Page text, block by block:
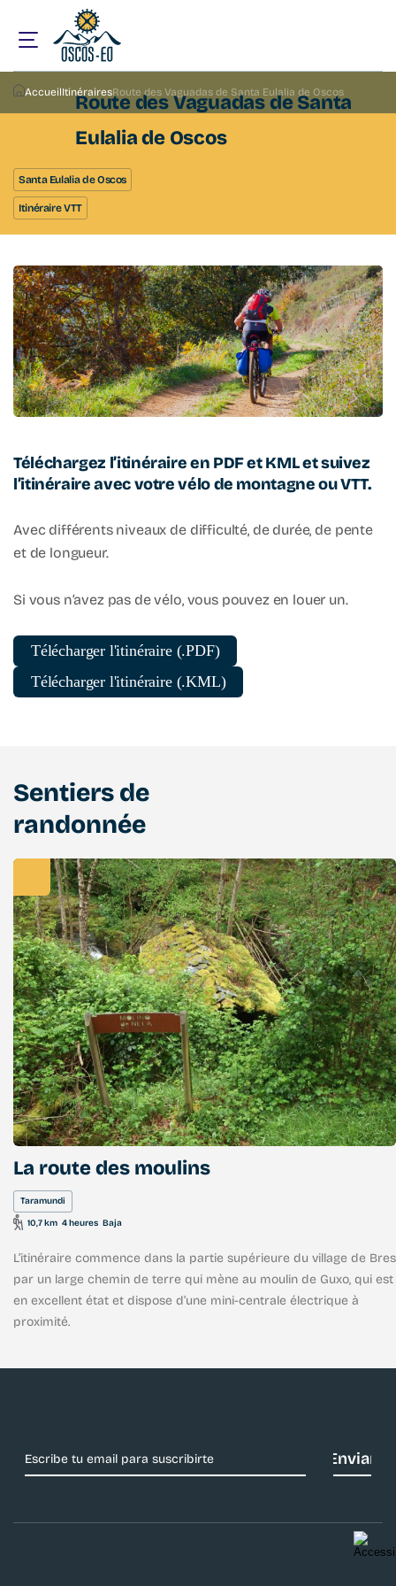
AccueilItinérairesRoute des Vaguadas de Santa Eulalia de Oscos
Route des Vaguadas de Santa
Eulalia de Oscos
Santa Eulalia de Oscos
Itinéraire VTT
Téléchargez l’itinéraire en PDF et KML et suivez
l’itinéraire avec votre vélo de montagne ou VTT.
Avec différents niveaux de difficulté, de durée, de pente
et de longueur.
Si vous n’avez pas de vélo, vous pouvez en louer un.
Télécharger l'itinéraire (.PDF)
Télécharger l'itinéraire (.KML)
Sentiers de
randonnée
La route des moulins
Taramundi
10,7 km 4 heures Baja
L’itinéraire commence dans la partie supérieure du village de Bres
par un large chemin de terre qui mène au moulin de Guxo, qui est
en excellent état et dispose d’une mini-centrale électrique à
proximité.